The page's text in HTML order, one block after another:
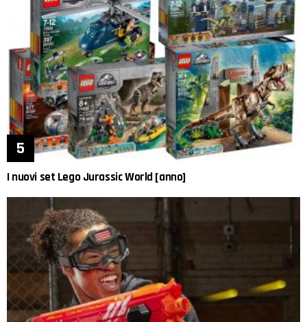
I nuovi set Lego Jurassic World [anno]